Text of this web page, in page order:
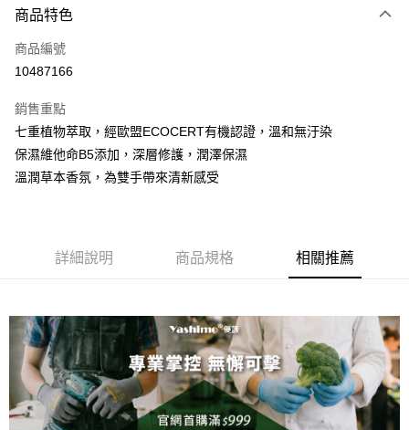
信用卡一次付款
超商取貨付款
Apple Pay
街口支付
全家取貨付款
7-11取貨付款
每筆NT$60，滿NT$599(含以上)免運費
宅配
每筆NT$100，滿NT$1,099(含以上)免運費
商品特色
商品編號
10487166
銷售重點
七重植物萃取，經歐盟ECOCERT有機認證，溫和無汙染
保濕維他命B5添加，深層修護，潤澤保濕
溫潤草本香氛，為雙手帶來清新感受
詳細說明 商品規格 相關推薦